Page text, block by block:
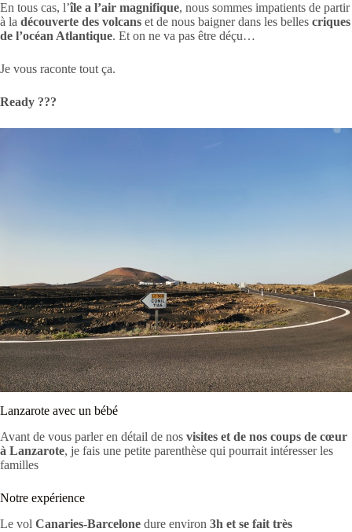
En tous cas, l’île a l’air magnifique, nous sommes impatients de partir
à la découverte des volcans et de nous baigner dans les belles criques
de l’océan Atlantique. Et on ne va pas être déçu…
Je vous raconte tout ça.
Ready ???
Lanzarote avec un bébé
Avant de vous parler en détail de nos visites et de nos coups de cœur
à Lanzarote, je fais une petite parenthèse qui pourrait intéresser les
familles
Notre expérience
Le vol Canaries-Barcelone dure environ 3h et se fait très